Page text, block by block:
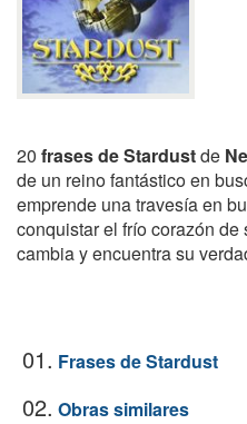
20 frases de Stardustde
de un reino fantástico en
emprende una travesía en
conquistar el frío corazón
cambia y encuentra su
01. Frases de Stardust
02. Obras similares